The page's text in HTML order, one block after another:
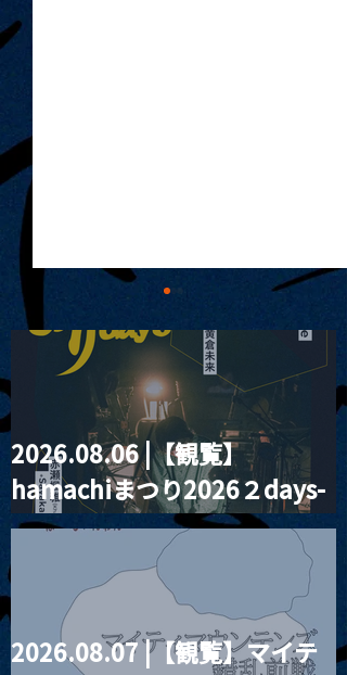
MoonRomantic
Channel1周年記念Live
2026.08.06 |【観覧】
hamachiまつり2026２days-
月見ル君想フ編②
2026.08.07 |【観覧】マイテ